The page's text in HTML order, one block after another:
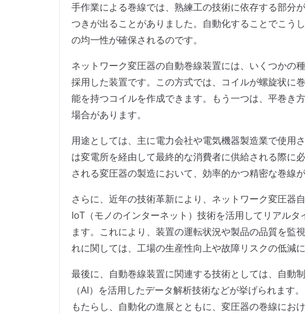
手作業による巻線では、熟練工の技術に依存する部分
つきが出ることがありました。自動化することでこう
の均一性が確保されるのです。
ネットワーク変圧器の自動巻線装置には、いくつかの
採用した装置です。この方式では、コイルが螺旋状に
能を持つコイルを作成できます。もう一つは、平巻き
場合があります。
用途としては、主に電力会社や電気機器製造業で使用
は変電所を経由して最終的な消費者に供給される際に
される変圧器の製造において、効率的かつ精密な巻線
さらに、近年の技術革新により、ネットワーク変圧器
IoT（モノのインターネット）技術を活用してリアル
ます。これにより、装置の運転状況や製品の品質を監
れに関しては、工場の生産性向上や故障リスクの低減に
最後に、自動巻線装置に関連する技術としては、自動
（AI）を活用したデータ解析技術などが挙げられます
もたらし、自動化の進展とともに、変圧器の巻線にお